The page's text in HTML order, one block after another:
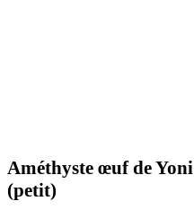
Améthyste œuf de Yoni
(petit)